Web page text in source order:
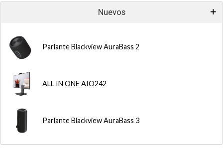
Nuevos
Parlante Blackview AuraBass 2
ALL IN ONE AIO242
Parlante Blackview AuraBass 3